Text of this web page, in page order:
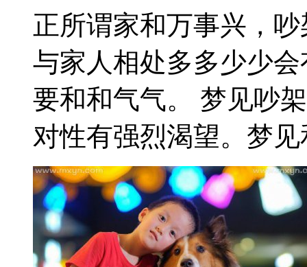
正所谓家和万事兴，
与家人相处多多少少
要和和气气。 梦见吵
对性有强烈渴望。梦